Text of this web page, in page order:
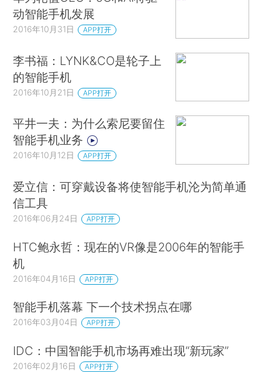
动智能手机发展
2016年10月31日 APP打开
李书福：LYNK&CO是轮子上
的智能手机
2016年10月21日 APP打开
平井一夫：为什么索尼要留住
智能手机业务
2016年10月12日 APP打开
爱立信：可穿戴设备将使智能手机沦为简单通
信工具
2016年06月24日 APP打开
HTC鲍永哲：现在的VR像是2006年的智能手
机
2016年04月16日 APP打开
智能手机落幕 下一个技术拐点在哪
2016年03月04日 APP打开
IDC：中国智能手机市场再难出现“新玩家”
2016年02月16日 APP打开